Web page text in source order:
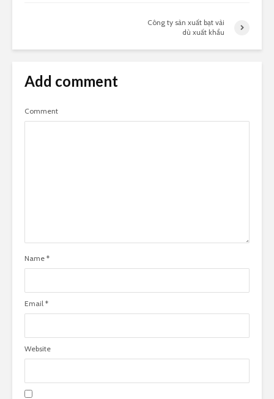
Công ty sản xuất bạt vải
dù xuất khẩu
Add comment
Comment
Name *
Email *
Website